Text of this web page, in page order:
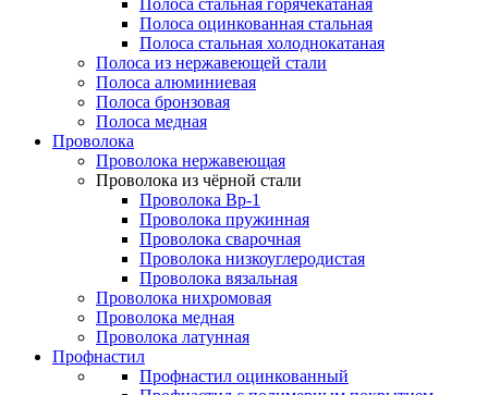
Полоса стальная горячекатаная
Полоса оцинкованная стальная
Полоса стальная холоднокатаная
Полоса из нержавеющей стали
Полоса алюминиевая
Полоса бронзовая
Полоса медная
Проволока
Проволока нержавеющая
Проволока из чёрной стали
Проволока Вр-1
Проволока пружинная
Проволока сварочная
Проволока низкоуглеродистая
Проволока вязальная
Проволока нихромовая
Проволока медная
Проволока латунная
Профнастил
Профнастил оцинкованный